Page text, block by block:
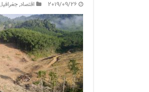
2019/09/26 اقتصاد,جغرافیا,